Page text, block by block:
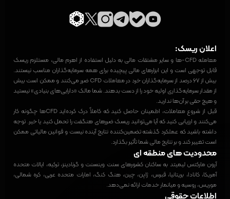
اعلان ریسک:
معامله CFD-ها و سایر مشتقات مالی به دلیل استفاده از اهرم مالی، مستلزم ریسک
قابل توجهی است و این ابزارهای مالی پیچیده برای همه سرمایه‌گذاران مناسب نیستند.
بیش از ۶۷ درصد از سرمایه‌گذاران خرد در معاملات CFD ضرر می‌کنند و ممکن است بیش
از مقدار سرمایه‌گذاری اولیه خود را از دست بدهند. شما مالک «دارایی‌های بنیادی» نیستید
و هیچ حقی بر آن‌ها ندارید.
قبل از شروع معاملات، اطمینان حاصل کنید که کاملاً درک کرده‌اید CFDها چگونه کار
می‌کنند و ارزیابی کنید که آیا می‌توانید ریسک ضررهای هنگفت را تحمل کنید یا خیر. توجه
داشته باشید که عملکرد گذشته تضمین‌کننده نتایج آینده نیست و قوانین مالیاتی ممکن
است تغییر کند و بر نتایج مالی شما تأثیر بگذارد.
محدودیت های منطقه ای
آرون مارکتس لیمیتد به ساکنان کشورهای سنت وینسنت و گرنادینز، ترکیه، ایالات متحده
آمریکا، کانادا، بریتانیا، قبرس، ژاپن، چین، هنگ کنگ، امارات متحده عربی، کره شمالی،
موریس، روسیه و میانمار خدمات ارائه نمی‌دهد.